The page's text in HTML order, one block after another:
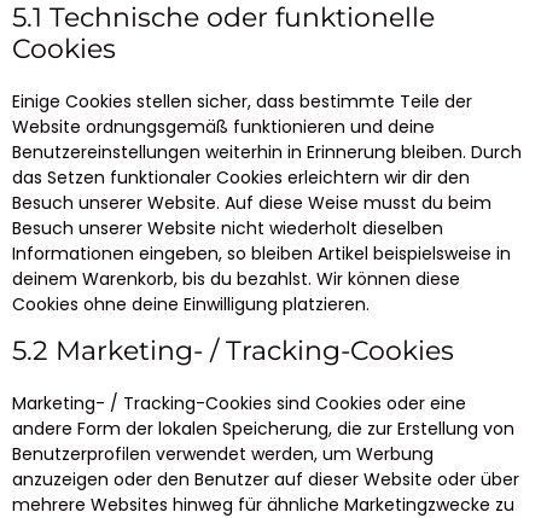
5.1 Technische oder funktionelle
Cookies
Einige Cookies stellen sicher, dass bestimmte Teile der
Website ordnungsgemäß funktionieren und deine
Benutzereinstellungen weiterhin in Erinnerung bleiben. Durch
das Setzen funktionaler Cookies erleichtern wir dir den
Besuch unserer Website. Auf diese Weise musst du beim
Besuch unserer Website nicht wiederholt dieselben
Informationen eingeben, so bleiben Artikel beispielsweise in
deinem Warenkorb, bis du bezahlst. Wir können diese
Cookies ohne deine Einwilligung platzieren.
5.2 Marketing- / Tracking-Cookies
Marketing- / Tracking-Cookies sind Cookies oder eine
andere Form der lokalen Speicherung, die zur Erstellung von
Benutzerprofilen verwendet werden, um Werbung
anzuzeigen oder den Benutzer auf dieser Website oder über
mehrere Websites hinweg für ähnliche Marketingzwecke zu